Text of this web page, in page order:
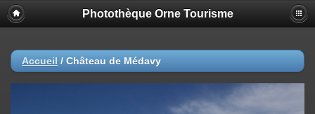
Photothèque Orne Tourisme
Accueil / Château de Médavy